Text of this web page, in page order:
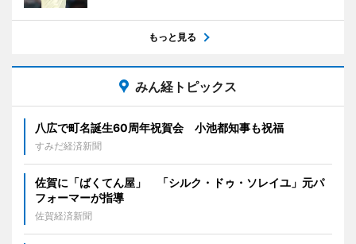
もっと見る
みん経トピックス
八広で町名誕生60周年祝賀会 小池都知事も祝福
すみだ経済新聞
佐賀に「ばくてん屋」 「シルク・ドゥ・ソレイユ」元パ
フォーマーが指導
佐賀経済新聞